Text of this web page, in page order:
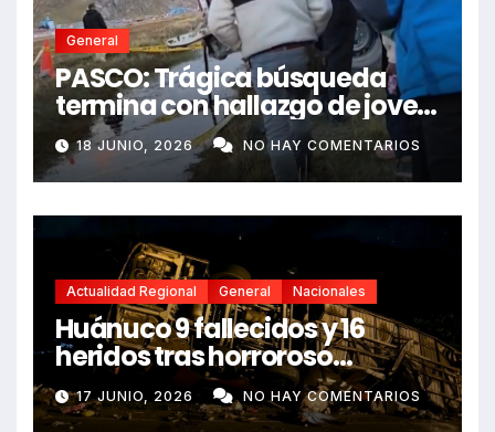
General
PASCO: Trágica búsqueda
termina con hallazgo de joven
sin vida en Rancas
18 JUNIO, 2026 NO HAY COMENTARIOS
Actualidad Regional General Nacionales
Huánuco 9 fallecidos y 16
heridos tras horroroso
despiste de bus Real Chancas
que impactó contra vivienda
17 JUNIO, 2026 NO HAY COMENTARIOS